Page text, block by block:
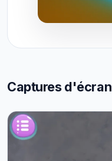
Captures d'écran